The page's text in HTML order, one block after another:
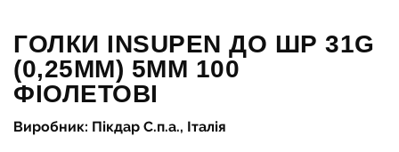
ГОЛКИ INSUPEN ДО ШР 31G
(0,25ММ) 5ММ 100
ФІОЛЕТОВІ
Виробник: Пікдар С.п.а., Італія